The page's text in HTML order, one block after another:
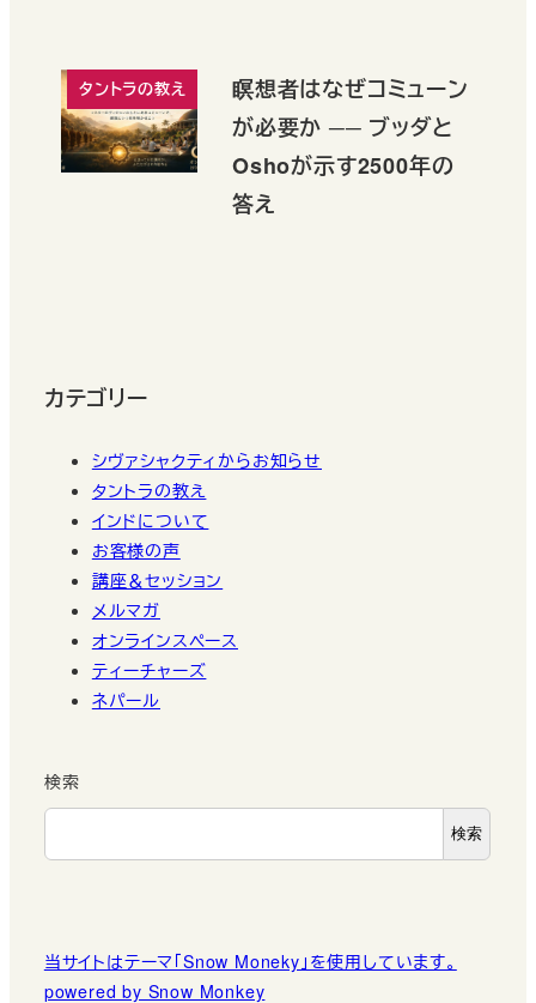
タントラの教え
瞑想者はなぜコミューン
が必要か ── ブッダと
Oshoが示す2500年の
答え
カテゴリー
シヴァシャクティからお知らせ
タントラの教え
インドについて
お客様の声
講座＆セッション
メルマガ
オンラインスペース
ティーチャーズ
ネパール
検索
検索
当サイトはテーマ「Snow Moneky」を使用しています。
powered by Snow Monkey